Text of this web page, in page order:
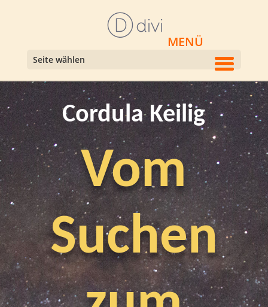
Seite wählen
Cordula Keilig
Vom
Suchen